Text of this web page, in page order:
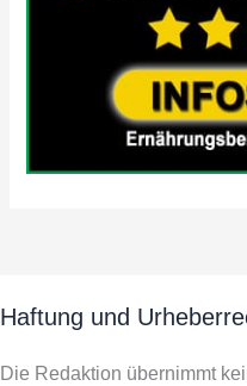
Haftung und
Die Redaktion übernimmt